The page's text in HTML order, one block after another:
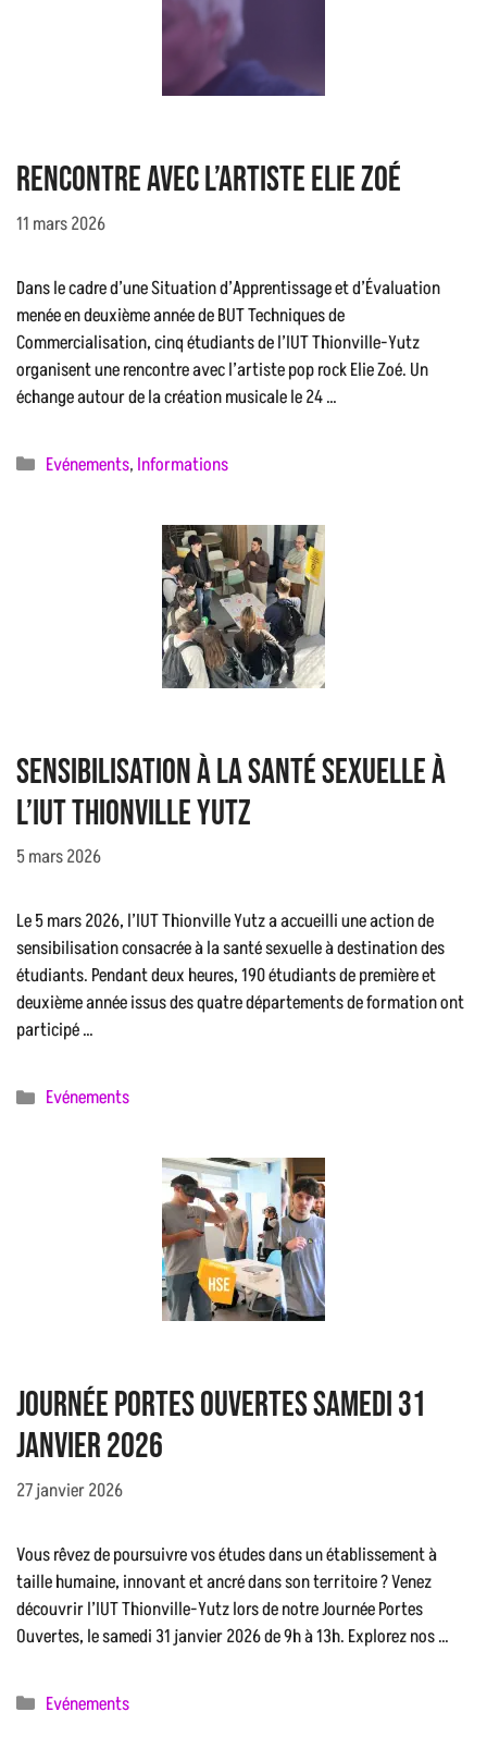
Rencontre avec l’artiste Elie Zoé
11 mars 2026
Dans le cadre d’une Situation d’Apprentissage et d’Évaluation
menée en deuxième année de BUT Techniques de
Commercialisation, cinq étudiants de l’IUT Thionville-Yutz
organisent une rencontre avec l’artiste pop rock Elie Zoé. Un
échange autour de la création musicale le 24 …
Catégories
Evénements, Informations
Sensibilisation à la santé sexuelle à
l’IUT Thionville Yutz
5 mars 2026
Le 5 mars 2026, l’IUT Thionville Yutz a accueilli une action de
sensibilisation consacrée à la santé sexuelle à destination des
étudiants. Pendant deux heures, 190 étudiants de première et
deuxième année issus des quatre départements de formation ont
participé …
Catégories
Evénements
Journée Portes Ouvertes Samedi 31
janvier 2026
27 janvier 2026
Vous rêvez de poursuivre vos études dans un établissement à
taille humaine, innovant et ancré dans son territoire ? Venez
découvrir l’IUT Thionville-Yutz lors de notre Journée Portes
Ouvertes, le samedi 31 janvier 2026 de 9h à 13h. Explorez nos …
Catégories
Evénements